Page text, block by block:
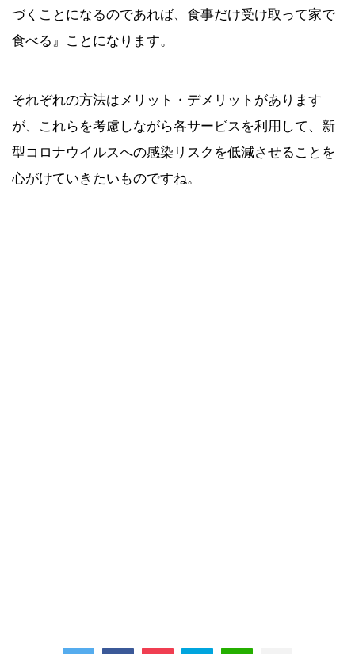
づくことになるのであれば、食事だけ受け取って家で
食べる』ことになります。
それぞれの方法はメリット・デメリットがあります
が、これらを考慮しながら各サービスを利用して、新
型コロナウイルスへの感染リスクを低減させることを
心がけていきたいものですね。